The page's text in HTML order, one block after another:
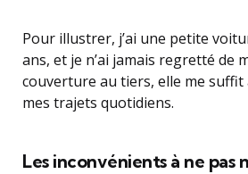
Pour illustrer, j’ai une petite
ans, et je n’ai jamais regretté de
couverture au tiers, elle me
mes trajets quotidiens.
Les inconvénients à ne pas